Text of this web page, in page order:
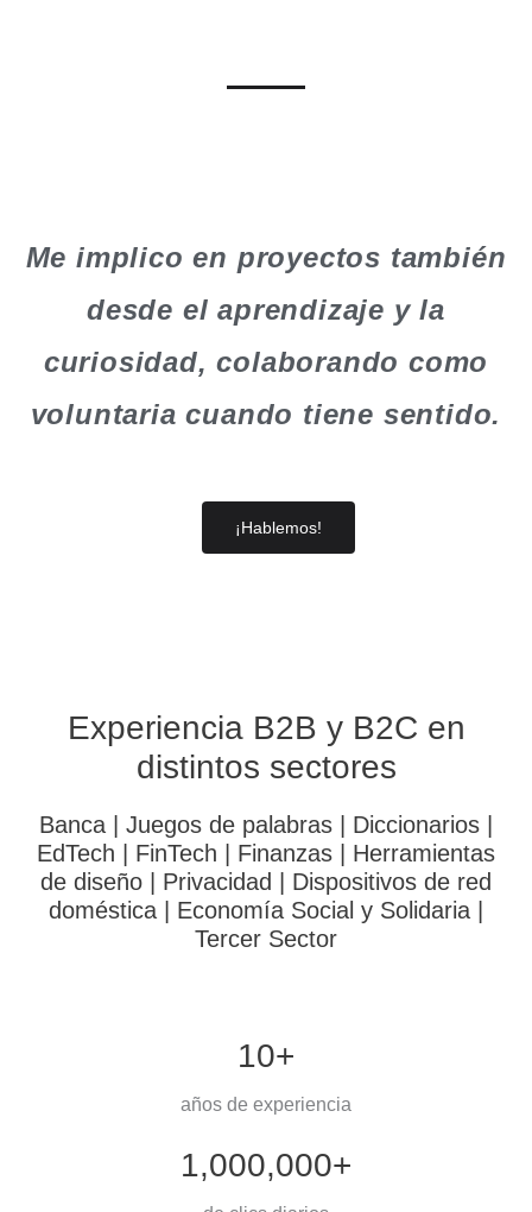
Me implico en proyectos también
desde el aprendizaje y la
curiosidad, colaborando como
voluntaria cuando tiene sentido.
¡Hablemos!
Experiencia B2B y B2C en
distintos sectores
Banca | Juegos de palabras | Diccionarios |
EdTech | FinTech | Finanzas | Herramientas
de diseño | Privacidad | Dispositivos de red
doméstica | Economía Social y Solidaria |
Tercer Sector
10+
años de experiencia
1,000,000+